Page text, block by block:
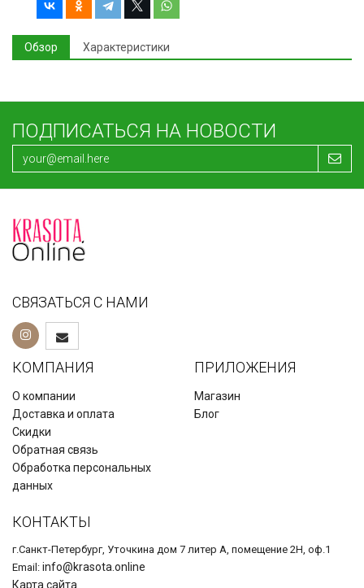
Обзор Характеристики
ПОДПИСАТЬСЯ НА НОВОСТИ
СВЯЗАТЬСЯ С НАМИ
КОМПАНИЯ
О компании
Доставка и оплата
Скидки
Обратная связь
Обработка персональных
данных
ПРИЛОЖЕНИЯ
Магазин
Блог
КОНТАКТЫ
г.Санкт-Петербург, Уточкина дом 7 литер А, помещение 2Н, оф.1
Email: info@krasota.online
Карта сайта